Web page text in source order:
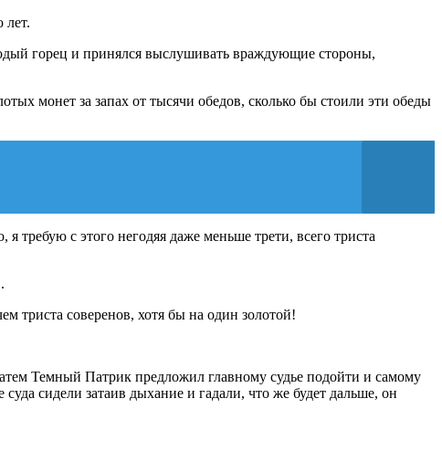
горец и принялся выслушивать враждующие стороны,
монет за запах от тысячи обедов, сколько бы стоили эти обеды
с этого негодяя даже меньше трети, всего триста
триста соверенов, хотя бы на один золотой!
Темный Патрик предложил главному судье подойти и самому
сидели затаив дыхание и гадали, что же будет дальше, он